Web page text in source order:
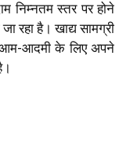
निम्नतम स्तर पर होने
रहा है। खाद्य सामग्री
आदमी के लिए अपने